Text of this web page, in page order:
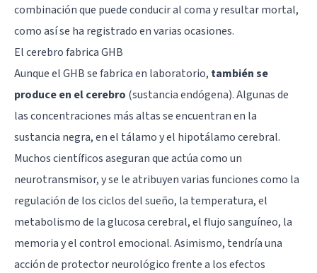
combinación que puede conducir al coma y resultar mortal,
como así se ha registrado en varias ocasiones.
El cerebro fabrica GHB
Aunque el GHB se fabrica en laboratorio, también se
produce en el cerebro (sustancia endógena). Algunas de
las concentraciones más altas se encuentran en la
sustancia negra, en el tálamo y el hipotálamo cerebral.
Muchos científicos aseguran que actúa como un
neurotransmisor, y se le atribuyen varias funciones como la
regulación de los ciclos del sueño, la temperatura, el
metabolismo de la glucosa cerebral, el flujo sanguíneo, la
memoria y el control emocional. Asimismo, tendría una
acción de protector neurológico frente a los efectos